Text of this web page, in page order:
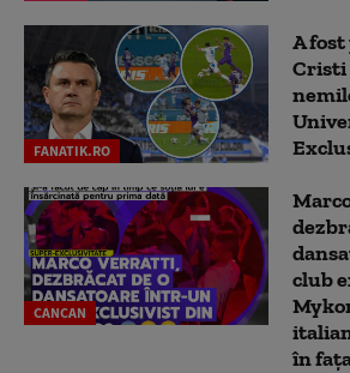
FANATIK.RO
A fost
Cristi
CANCAN
club
în